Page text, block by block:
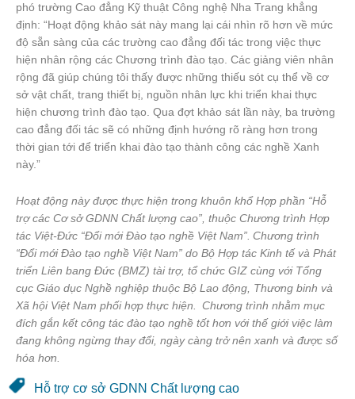
phó trường Cao đẳng Kỹ thuật Công nghệ Nha Trang khẳng
định: “Hoạt động khảo sát này mang lại cái nhìn rõ hơn về mức
độ sẵn sàng của các trường cao đẳng đối tác trong việc thực
hiện nhân rộng các Chương trình đào tạo. Các giảng viên nhân
rộng đã giúp chúng tôi thấy được những thiếu sót cụ thể về cơ
sở vật chất, trang thiết bị, nguồn nhân lực khi triển khai thực
hiện chương trình đào tạo. Qua đợt khảo sát lần này, ba trường
cao đẳng đối tác sẽ có những định hướng rõ ràng hơn trong
thời gian tới để triển khai đào tạo thành công các nghề Xanh
này.”
Hoạt động này được thực hiện trong khuôn khổ Hợp phần “Hỗ
trợ các Cơ sở GDNN Chất lượng cao”, thuộc Chương trình Hợp
tác Việt-Đức “Đổi mới Đào tạo nghề Việt Nam”. Chương trình
“Đổi mới Đào tạo nghề Việt Nam” do Bộ Hợp tác Kinh tế và Phát
triển Liên bang Đức (BMZ) tài trợ, tổ chức GIZ cùng với Tổng
cục Giáo dục Nghề nghiệp thuộc Bộ Lao động, Thương binh và
Xã hội Việt Nam phối hợp thực hiện. Chương trình nhằm mục
đích gắn kết công tác đào tạo nghề tốt hơn với thế giới việc làm
đang không ngừng thay đổi, ngày càng trở nên xanh và được số
hóa hơn.
Hỗ trợ cơ sở GDNN Chất lượng cao